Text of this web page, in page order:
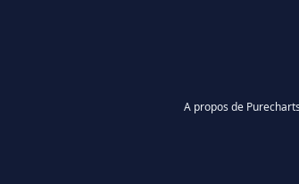
A propos de Purecharts